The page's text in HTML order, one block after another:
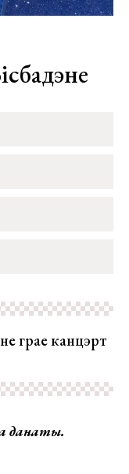
грае канцэрт
данаты.